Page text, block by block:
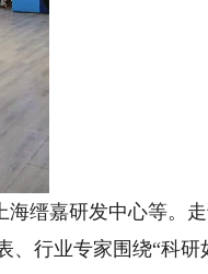
缙嘉研发中心等。
、行业专家围绕“科研